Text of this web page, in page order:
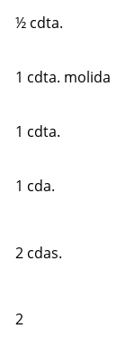
½ cdta.
1 cdta. molida
1 cdta.
1 cda.
2 cdas.
2